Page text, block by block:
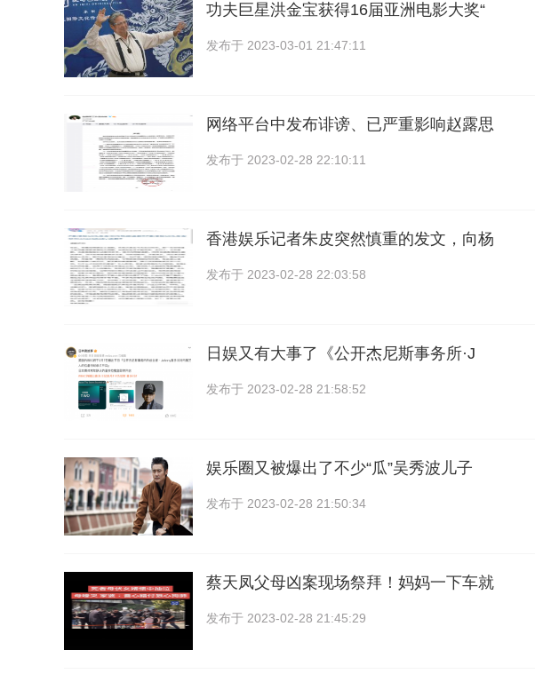
功夫巨星洪金宝获得16届亚洲电影大奖“
发布于 2023-03-01 21:47:11
网络平台中发布诽谤、已严重影响赵露思
发布于 2023-02-28 22:10:11
香港娱乐记者朱皮突然慎重的发文，向杨
发布于 2023-02-28 22:03:58
日娱又有大事了《公开杰尼斯事务所·J
发布于 2023-02-28 21:58:52
娱乐圈又被爆出了不少“瓜”吴秀波儿子
发布于 2023-02-28 21:50:34
蔡天凤父母凶案现场祭拜！妈妈一下车就
发布于 2023-02-28 21:45:29